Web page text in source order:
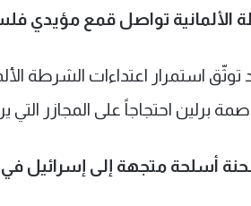
الألمانية تواصل قمع مؤيدي
استمرار اعتداءات الشرطة
برلين احتجاجاً على المجازر التي
أسلحة متجهة إلى إسرائيل في